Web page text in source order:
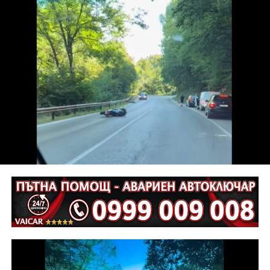
По думите ѝ мостът, построен от Първомайстора
през 1861 г. свързва двата града, обединени от
общи ценности, доверие и желание да градят
заедно. „Днес показваме модел, който дава шанс на
истинското партньорство. Във време, когато сякаш е
модерно да се разделяме, ние показваме, че два
значими за културата, индустрията и обществените
инициативи български града могат да вървят
заедно“, коментира тя.